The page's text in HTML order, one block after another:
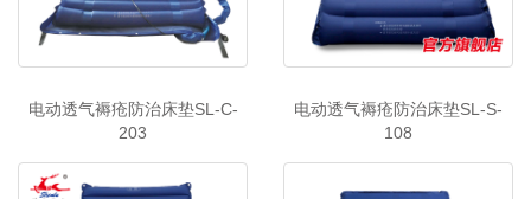
电动透气褥疮防治床垫SL-C-
203
电动透气褥疮防治床垫SL-S-
108